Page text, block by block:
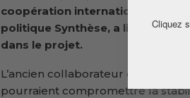
coopération internationale,
politique Synthèse, a livré une
dans le projet.
L’ancien collaborateur d’Alpha
pourraient compromettre la
Cliquez